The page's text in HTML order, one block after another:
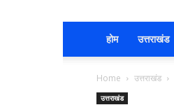
होम उत्तराखंड
Home उत्तराखंड
उत्तराखंड